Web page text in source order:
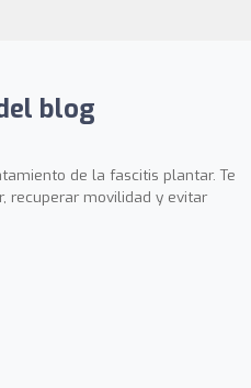
blog
de la fascitis plantar. Te
recuperar movilidad y evitar